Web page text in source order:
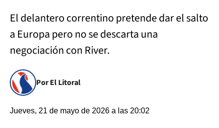
El delantero correntino pretende dar el salto
a Europa pero no se descarta una
negociación con River.
Por El Litoral
Jueves, 21 de mayo de 2026 a las 20:02